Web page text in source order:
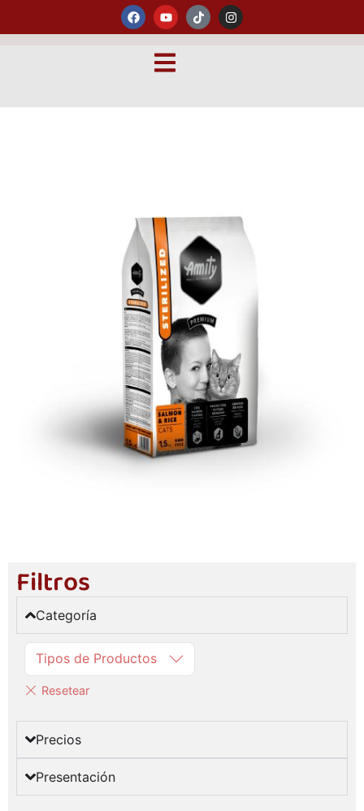
Filtros
Categoría
Tipos de Productos
Precios
Presentación